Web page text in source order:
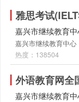
雅思考试
嘉兴市继续教育
嘉兴市继续教育中
热度：138504
外语教育网全
嘉兴市继续教育